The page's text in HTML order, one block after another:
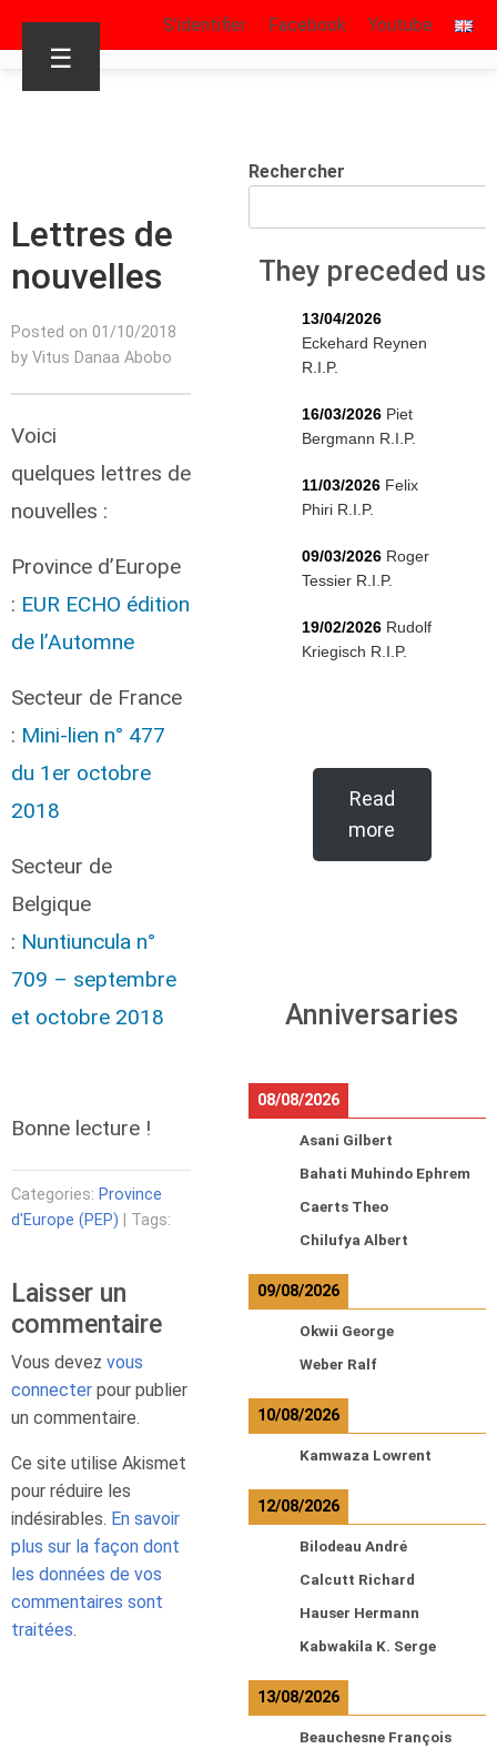
S’identifier Facebook Youtube
☰
Lettres de
nouvelles
Posted on 01/10/2018
by Vitus Danaa Abobo
Voici
quelques lettres de
nouvelles :
Province d’Europe
: EUR ECHO édition
de l’Automne
Secteur de France
: Mini-lien n° 477
du 1er octobre
2018
Secteur de
Belgique
: Nuntiuncula n°
709 – septembre
et octobre 2018
Bonne lecture !
Categories: Province
d'Europe (PEP) | Tags:
Laisser un
commentaire
Vous devez vous
connecter pour publier
un commentaire.
Ce site utilise Akismet
pour réduire les
indésirables. En savoir
plus sur la façon dont
les données de vos
commentaires sont
traitées.
Rechercher
They preceded us
13/04/2026
Eckehard Reynen
R.I.P.
16/03/2026 Piet
Bergmann R.I.P.
11/03/2026 Felix
Phiri R.I.P.
09/03/2026 Roger
Tessier R.I.P.
19/02/2026 Rudolf
Kriegisch R.I.P.
Read
more
Anniversaries
08/08/2026
Asani Gilbert
Bahati Muhindo Ephrem
Caerts Theo
Chilufya Albert
09/08/2026
Okwii George
Weber Ralf
10/08/2026
Kamwaza Lowrent
12/08/2026
Bilodeau André
Calcutt Richard
Hauser Hermann
Kabwakila K. Serge
13/08/2026
Beauchesne François